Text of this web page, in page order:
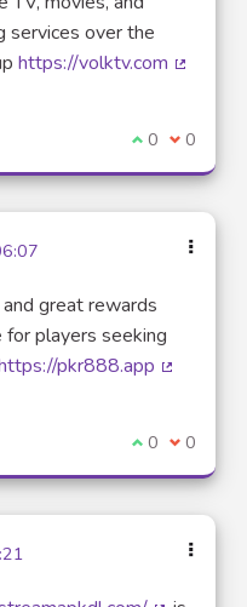
services over the
https://volktv.com
Je suis
0 Je ne
0
great rewards
players seeking
pkr888.app
Je suis
0 Je ne
0